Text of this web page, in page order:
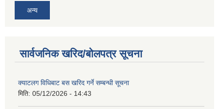
अन्य
सार्वजनिक खरिद/बोलपत्र सूचना
क्याटलग विधिबाट बस खरिद गर्ने सम्बन्धी सूचना
मिति: 05/12/2026 - 14:43